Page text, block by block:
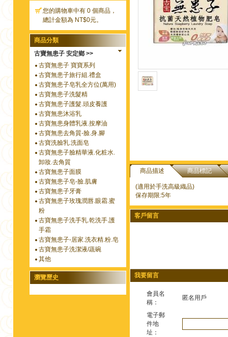
您的購物車中有 0 個商品，
總計金額為 NT$0元。
商品分類
古寶無患子 安定鄉 >>
古寶無患子 寶寶系列
古寶無患子旅行組.禮盒
古寶無患子皂乳全方位(萬用)
古寶無患子洗髮精
古寶無患子護髮.頭皮養護
古寶無患沐浴乳
古寶無患身體乳液.按摩油
古寶無患去角質-臉.身.腳
古寶洗臉乳.洗面皂
古寶無患子臉精華液.化粧水.
卸妝.去角質
古寶無患子面膜
古寶無患子皂-臉.肌膚
古寶無患子牙膏
古寶無患子玫瑰潤唇.眼霜.蜜
粉
古寶無患子洗手乳.乾洗手.護
手霜
古寶無患子-居家.洗衣精.粉.皂
古寶無患子洗潔液/蔬碗
其他
瀏覽歷史
商品描述 商品標記
(適用於手洗高級織品)
保存期限:5年
客戶留言
我要留言
會員名
稱：
匿名用戶
電子郵
件地
址：